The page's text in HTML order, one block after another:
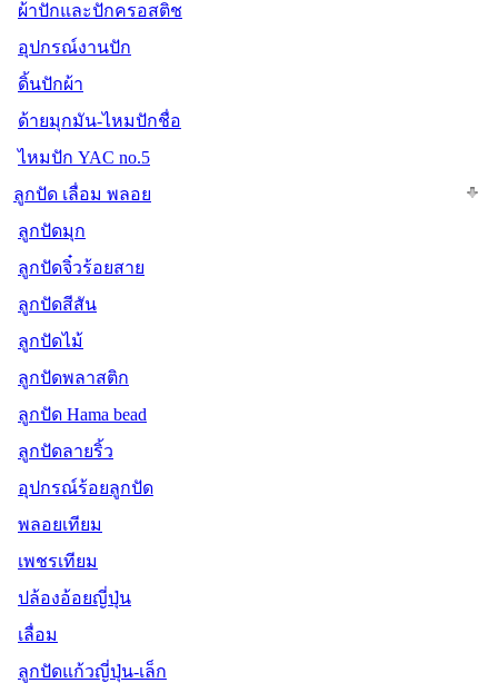
ผ้าปักและปักครอสติช
อุปกรณ์งานปัก
ดิ้นปักผ้า
ด้ายมุกมัน-ไหมปักชื่อ
ไหมปัก YAC no.5
ลูกปัด เลื่อม พลอย
ลูกปัดมุก
ลูกปัดจิ๋วร้อยสาย
ลูกปัดสีสัน
ลูกปัดไม้
ลูกปัดพลาสติก
ลูกปัด Hama bead
ลูกปัดลายริ้ว
อุปกรณ์ร้อยลูกปัด
พลอยเทียม
เพชรเทียม
ปล้องอ้อยญี่ปุ่น
เลื่อม
ลูกปัดแก้วญี่ปุ่น-เล็ก